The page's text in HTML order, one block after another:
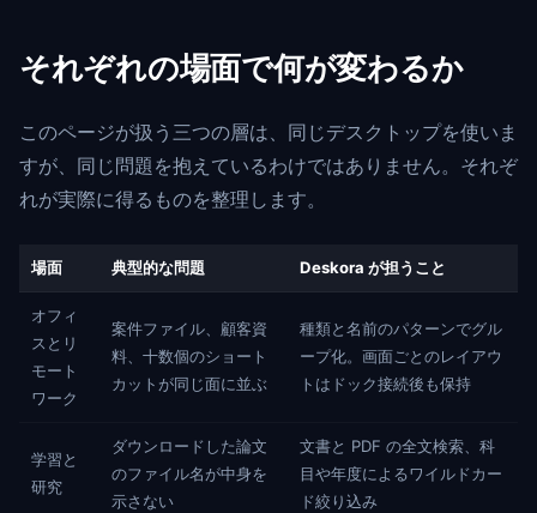
それぞれの場面で何が変わるか
このページが扱う三つの層は、同じデスクトップを使いま
すが、同じ問題を抱えているわけではありません。それぞ
れが実際に得るものを整理します。
場面 典型的な問題 Deskora が担うこと
オフィ
スとリ
モート
ワーク
案件ファイル、顧客資
料、十数個のショート
カットが同じ面に並ぶ
種類と名前のパターンでグル
ープ化。画面ごとのレイアウ
トはドック接続後も保持
学習と
研究
ダウンロードした論文
のファイル名が中身を
示さない
文書と PDF の全文検索、科
目や年度によるワイルドカー
ド絞り込み